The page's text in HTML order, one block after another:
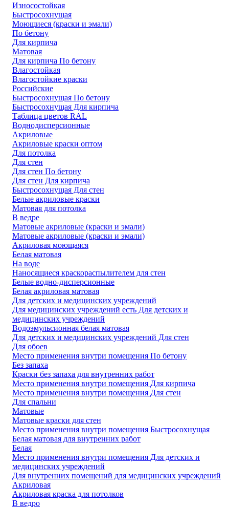
Износостойкая
Быстросохнущая
Моющиеся (краски и эмали)
По бетону
Для кирпича
Матовая
Для кирпича По бетону
Влагостойкая
Влагостойкие краски
Российские
Быстросохнущая По бетону
Быстросохнущая Для кирпича
Таблица цветов RAL
Воднодисперсионные
Акриловые
Акриловые краски оптом
Для потолка
Для стен
Для стен По бетону
Для стен Для кирпича
Быстросохнущая Для стен
Белые акриловые краски
Матовая для потолка
В ведре
Матовые акриловые (краски и эмали)
Матовые акриловые (краски и эмали)
Акриловая моющаяся
Белая матовая
На воде
Наносящиеся краскораспылителем для стен
Белые водно-дисперсионные
Белая акриловая матовая
Для детских и медицинских учреждений
Для медицинских учреждений есть Для детских и
медицинских учреждений
Водоэмульсионная белая матовая
Для детских и медицинских учреждений Для стен
Для обоев
Место применения внутри помещения По бетону
Без запаха
Краски без запаха для внутренних работ
Место применения внутри помещения Для кирпича
Место применения внутри помещения Для стен
Для спальни
Матовые
Матовые краски для стен
Место применения внутри помещения Быстросохнущая
Белая матовая для внутренних работ
Белая
Место применения внутри помещения Для детских и
медицинских учреждений
Для внутренних помещений для медицинских учреждений
Акриловая
Акриловая краска для потолков
В ведро